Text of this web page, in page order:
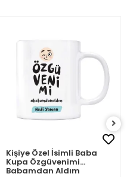
Kişiye Özel İsimli Baba
Kupa Özgüvenimi
Babamdan Aldım